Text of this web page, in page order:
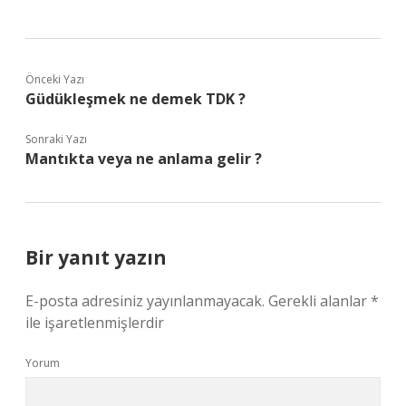
Önceki Yazı
Güdükleşmek ne demek TDK ?
Sonraki Yazı
Mantıkta veya ne anlama gelir ?
Bir yanıt yazın
E-posta adresiniz yayınlanmayacak. Gerekli alanlar*
ile işaretlenmişlerdir
Yorum